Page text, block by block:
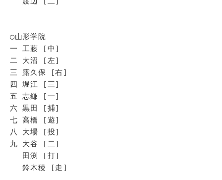
◯山形学院
一 工藤 [中]
二 大沼 [左]
三 露久保 [右]
四 堀江 [三]
五 志鎌 [一]
六 黒田 [捕]
七 高橋 [遊]
八 大場 [投]
九 大谷 [二]
田渕 [打]
鈴木稜 [走]